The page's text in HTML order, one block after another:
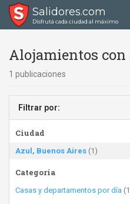
Salidores.com
Disfrutá cada ciudad al máximo
Alojamientos con
1 publicaciones
Filtrar por:
Ciudad
Azul, Buenos Aires (1)
Categoría
Casas y departamentos por día